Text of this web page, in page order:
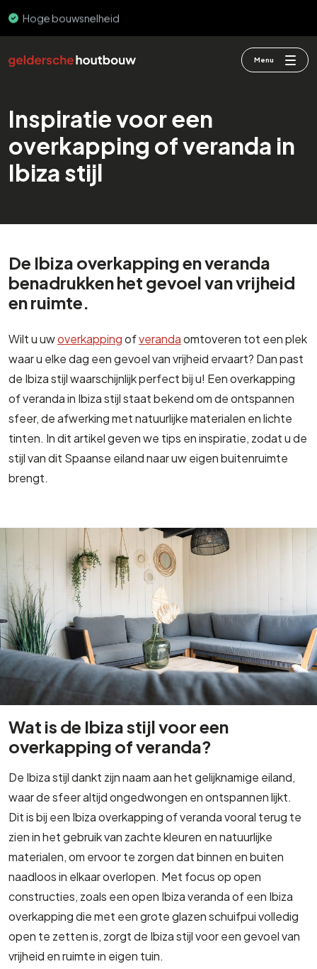
Hoge bouwsnelheid
Menu
Inspiratie voor een
overkapping of veranda in
Ibiza stijl
De Ibiza overkapping en veranda
benadrukken het gevoel van vrijheid
en ruimte.
Wilt u uwoverkappingofverandaomtoveren tot een plek
waar u elke dag een gevoel van vrijheid ervaart? Dan past
de Ibiza stijl waarschijnlijk perfect bij u! Een overkapping
of veranda in Ibiza stijl staat bekend om de ontspannen
sfeer, de afwerking met natuurlijke materialen en lichte
tinten. In dit artikel geven we tips en inspiratie, zodat u de
stijl van dit Spaanse eiland naar uw eigen buitenruimte
brengt.
Wat is de Ibiza stijl voor een
overkapping of veranda?
De Ibiza stijl dankt zijn naam aan het gelijknamige eiland,
waar de sfeer altijd ongedwongen en ontspannen lijkt.
Dit is bij een Ibiza overkapping of veranda vooral terug te
zien in het gebruik van zachte kleuren en natuurlijke
materialen, om ervoor te zorgen dat binnen en buiten
naadloos in elkaar overlopen. Met focus op open
constructies, zoals een open Ibiza veranda of een Ibiza
overkapping die met een grote glazen schuifpui volledig
open te zetten is, zorgt de Ibiza stijl voor een gevoel van
vrijheid en ruimte in eigen tuin.